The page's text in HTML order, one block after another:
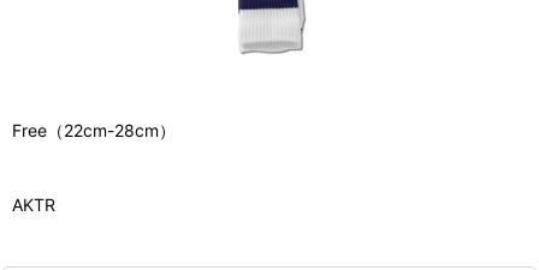
Free（22cm-28cm）
AKTR